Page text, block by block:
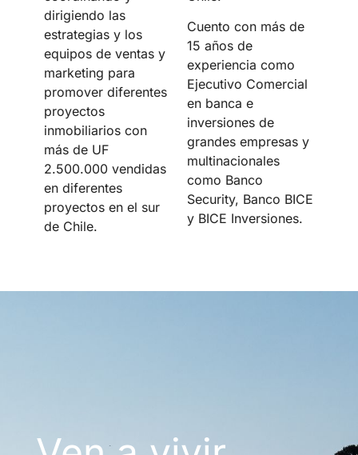
dirigiendo las
estrategias y los
equipos de ventas y
marketing para
promover diferentes
proyectos
inmobiliarios con
más de UF
2.500.000 vendidas
en diferentes
proyectos en el sur
de Chile.
Cuento con más de
15 años de
experiencia como
Ejecutivo Comercial
en banca e
inversiones de
grandes empresas y
multinacionales
como Banco
Security, Banco BICE
y BICE Inversiones.